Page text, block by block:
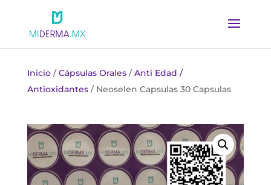
Inicio/Cápsulas Orales/Anti Edad /
Antioxidantes/ Neoselen Capsulas 30 Capsulas